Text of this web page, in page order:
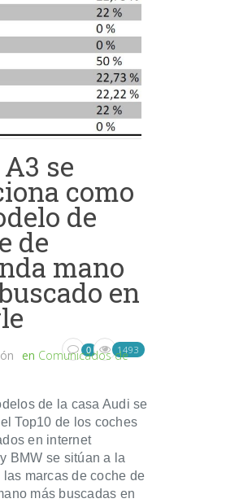
se
como
de
de
mano
en
en Comunicados de
0 1493
de la casa Audi se
Top10 de los coches
en internet
BMW se sitúan a la
las marcas de coche de
más buscadas en